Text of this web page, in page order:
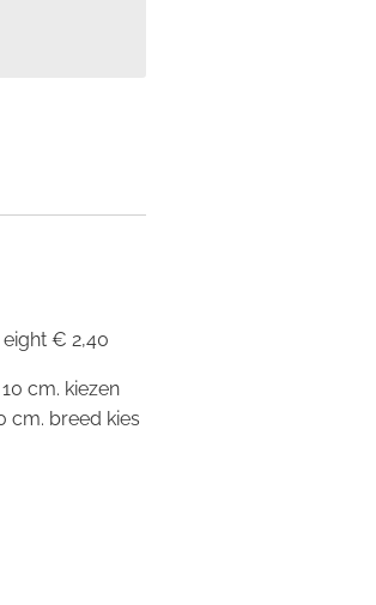
€ 2,40
cm. kiezen
cm. breed kies